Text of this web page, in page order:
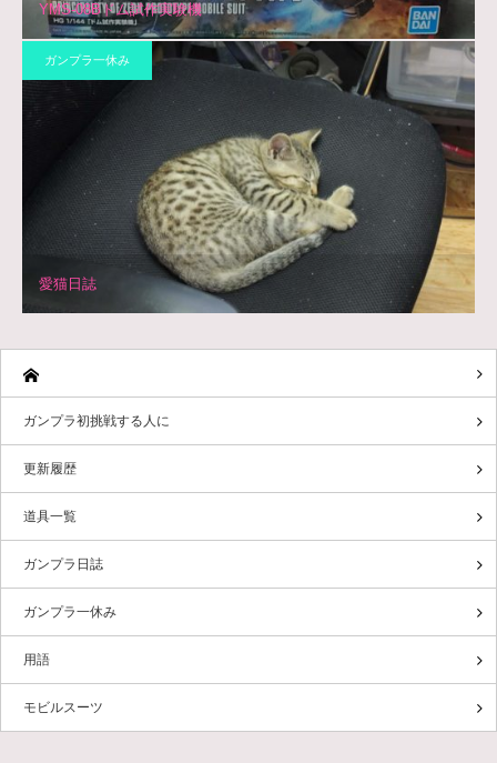
YMS-08Bドム試作実験機
ガンプラ一休み
愛猫日誌
ガンプラ初挑戦する人に
更新履歴
道具一覧
ガンプラ日誌
ガンプラ一休み
用語
モビルスーツ